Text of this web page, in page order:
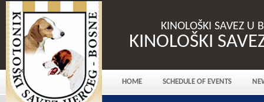
KINOLOŠKI SAVEZ U
KINOLOŠKI
HOME SCHEDULE OF EVENTS